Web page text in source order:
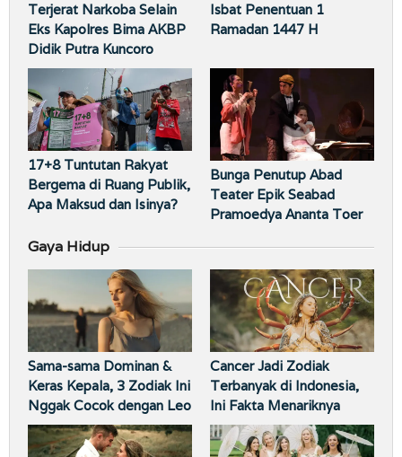
Terjerat Narkoba Selain
Eks Kapolres Bima AKBP
Didik Putra Kuncoro
Isbat Penentuan 1
Ramadan 1447 H
17+8 Tuntutan Rakyat
Bergema di Ruang Publik,
Apa Maksud dan Isinya?
Bunga Penutup Abad
Teater Epik Seabad
Pramoedya Ananta Toer
Gaya Hidup
Sama-sama Dominan &
Keras Kepala, 3 Zodiak Ini
Nggak Cocok dengan Leo
Cancer Jadi Zodiak
Terbanyak di Indonesia,
Ini Fakta Menariknya